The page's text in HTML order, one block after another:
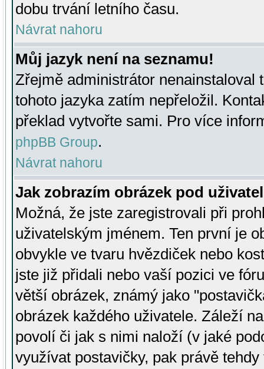
dobu trvání letního času.
Návrat nahoru
Můj jazyk není na seznamu!
Zřejmě administrátor nenainstaloval
tohoto jazyka zatím nepřeložil.
překlad vytvořte sami. Pro více
phpBB Group.
Návrat nahoru
Jak zobrazím obrázek pod
Možná, že jste zaregistrovali při
uživatelským jménem. Ten první je
obvykle ve tvaru hvězdiček nebo
jste již přidali nebo vaší pozici ve
větší obrázek, známý jako
obrázek každého uživatele. Záleží
povolí či jak s nimi naloží (v jaké
využívat postavičky, pak právě